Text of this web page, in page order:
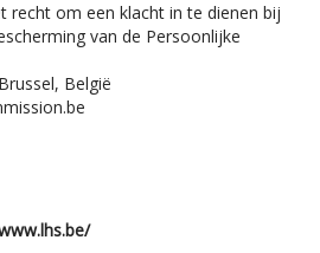
recht om een klacht in te dienen bij
van de Persoonlijke
België